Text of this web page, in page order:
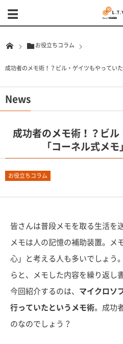
お役立ちコラム
成功者のメモ術！？ビル・ゲイツもやってい
News
成功者のメモ術！？ビ
「コーネル式メ
お役立ちコラム
皆さんは普段メモを取る生活を
メモは人の記憶の補助装置。メ
心」と考える人も多いでしょう
らと、メモした内容を繰り返し
今回紹介するのは、 マイクロソ
行っていたというメモ術。成功
のなのでしょう？